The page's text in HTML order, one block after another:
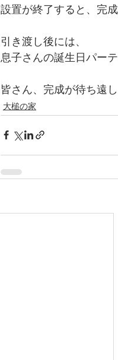
設置が終了すると、完成
引き渡し後には、
息子さんの誕生日パー
皆さん、完成が待ち遠
大槌の家